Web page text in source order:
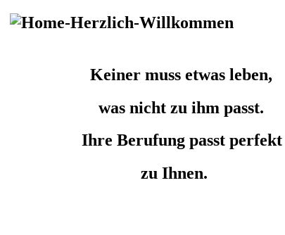
Keiner muss etwas leben,
was nicht zu ihm passt.
Ihre Berufung passt perfekt
zu Ihnen.